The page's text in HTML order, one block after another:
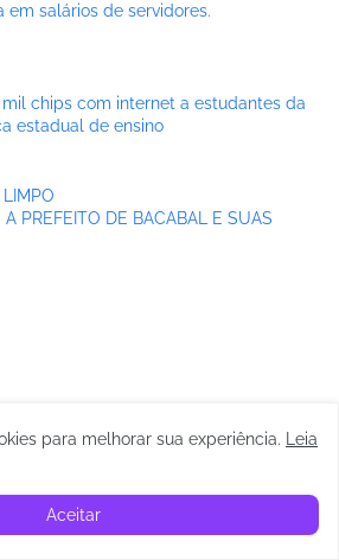
salários de servidores.
chips com internet a estudantes da
estadual de ensino
PREFEITO DE BACABAL E SUAS
foi tudo ok!
vem ao Maranhão,terra natal dos
para melhorar sua experiência.
Leia
Aceitar